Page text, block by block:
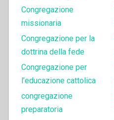
Congregazione
missionaria
Congregazione per la
dottrina della fede
Congregazione per
l’educazione cattolica
congregazione
preparatoria